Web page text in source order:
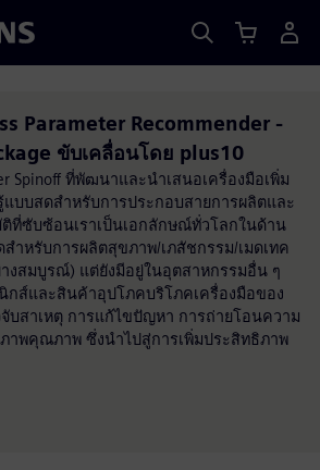
Parameter Recommender -
ขับเคลื่อนโดย plus10
Spinoff ที่พัฒนาและนำเสนอเครื่องมือเพิ่ม
แบบสดสำหรับการประกอบสายการผลิตและ
ที่ซับซ้อนเราเป็นเอกลักษณ์ทั่วโลกในด้าน
ำหรับการผลิตสุขภาพ/เภสัชกรรม/เมดเทค
งสมบูรณ์) แต่ยังมีอยู่ในอุตสาหกรรมอื่น ๆ
กส์และสินค้าอุปโภคบริโภคเครื่องมือของ
บสาเหตุ การแก้ไขปัญหา การถ่ายโอนความ
าพคุณภาพ ซึ่งนำไปสู่การเพิ่มประสิทธิภาพ